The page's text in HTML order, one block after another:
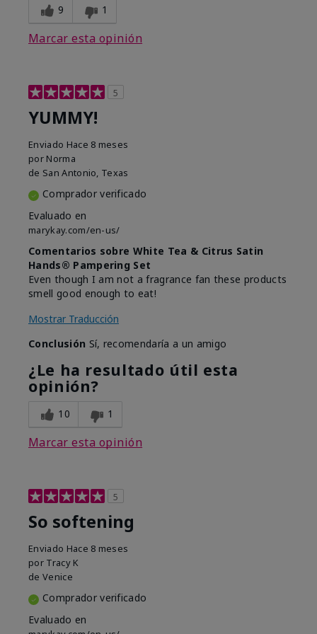
9 1
Marcar esta opinión
5
YUMMY!
Enviado Hace 8 meses
por Norma
de San Antonio, Texas
Comprador verificado
Evaluado en
marykay.com/en-us/
Comentarios sobre White Tea & Citrus Satin
Hands® Pampering Set
Even though I am not a fragrance fan these products
smell good enough to eat!
Mostrar Traducción
Conclusión Sí, recomendaría a un amigo
¿Le ha resultado útil esta
opinión?
10 1
Marcar esta opinión
5
So softening
Enviado Hace 8 meses
por Tracy K
de Venice
Comprador verificado
Evaluado en